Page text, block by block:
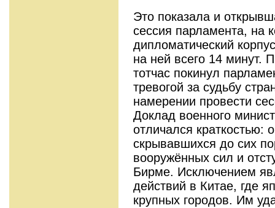
Это показала и
сессия парламента, на
дипломатический
на ней всего 14 минут.
тотчас покинул
тревогой за судьбу
намерении провести
Доклад военного
отличался
скрывавшихся до сих
вооружённых сил и
Бирме. Исключением
действий в Китае, где
крупных городов. Им